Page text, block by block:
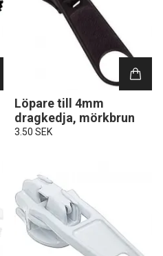
Löpare till 4mm
dragkedja, mörkbrun
3.50 SEK